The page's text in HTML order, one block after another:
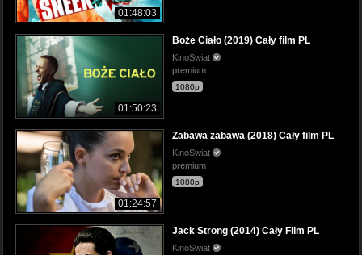
01:48:03
01:50:23
Boże Ciało (2019) Cały film PL
KinoSwiat
premium
1080p
01:24:57
Zabawa zabawa (2018) Cały film PL
KinoSwiat
premium
1080p
Jack Strong (2014) Cały Film PL
KinoSwiat